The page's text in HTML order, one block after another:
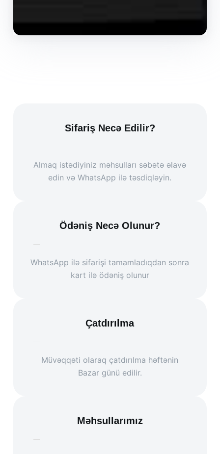
Sifariş Necə Edilir?
Almaq istədiyiniz məhsulları səbətə əlavə
edin və WhatsApp ilə təsdiqləyin.
Ödəniş Necə Olunur?
WhatsApp ilə sifarişi tamamladıqdan sonra
kart ilə ödəniş olunur
Çatdırılma
Müvəqqəti olaraq çatdırılma həftənin
Bazar günü edilir.
Məhsullarımız